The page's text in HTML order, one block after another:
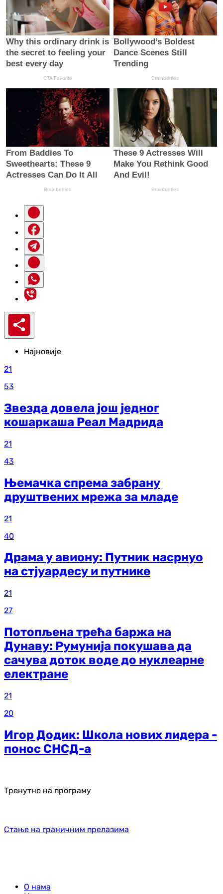
Најновије
21
53
Звезда довела још једног
кошаркаша Реал Мадрида
21
43
Њемачка спрема забрану
друштвених мрежа за младе
21
40
Драма у авиону: Путник насрнуо
на стјуардесу и путнике
21
27
Потопљена трећа баржа на
Дунаву: Румунија покушава да
сачува доток воде до нуклеарне
електране
21
20
Игор Додик: Школа нових лидера -
понос СНСД-а
Тренутно на програму
Стање на граничним прелазима
О нама